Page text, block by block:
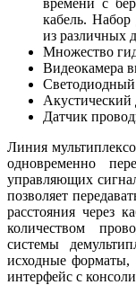
кабель. Набор
из различных
Множество
Видеокамера
Датчик
Линия
одновременно
управляющих
позволяет
расстояния через
количеством
системы
исходные форматы,
интерфейс с